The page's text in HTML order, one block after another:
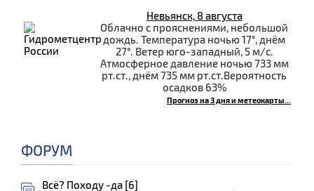
Невьянск, 8 августа
Облачно с прояснениями, небольшой
дождь. Температура ночью 17°, днём
27°. Ветер юго-западный, 5 м/с.
Атмосферное давление ночью 733 мм
рт.ст., днём 735 мм рт.ст.Вероятность
осадков 63%
Прогноз на 3 дня и метеокарты...
ФОРУМ
Всё? Походу -да [6]